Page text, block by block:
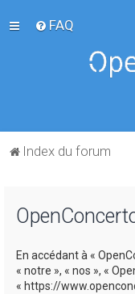
FAQ
Index du forum
En accédant à «
« notre », « nos », «
« https://